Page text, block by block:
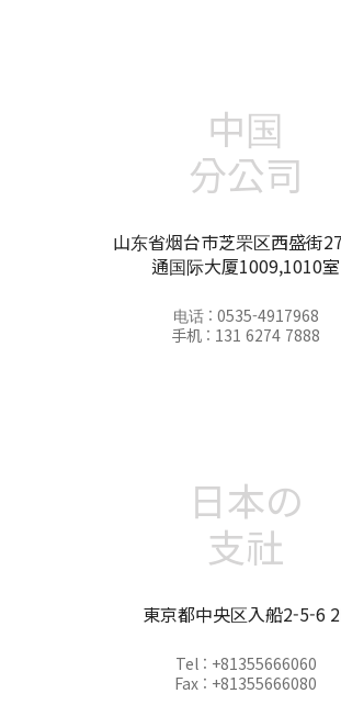
中国
分公司
山东省烟台市芝罘区西盛街
通国际大厦1009,1010室
电话 : 0535-4917968
手机 : 131 6274 7888
日本の
支社
東京都中央区入船2-5-6
Tel : +81355666060
Fax : +81355666080